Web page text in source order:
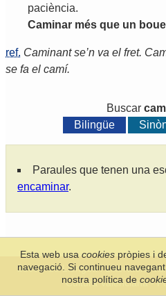
paciència.
Caminar més que un
ref. Caminant se’n va el fret.
se fa el camí.
Buscar
Bilingüe
Paraules que tenen una
encaminar.
Secció de Llengua i Lliteratura
Cultura Valenciana-
Esta web usacookies pròpies i
navegació. Si continueu
nostra política de